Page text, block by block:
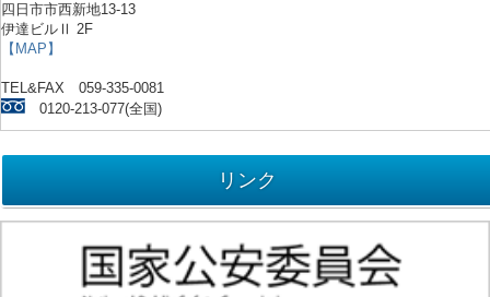
四日市市西新地13-13
伊達ビルⅡ 2F
【MAP】
TEL&FAX 059-335-0081
0120-213-077(全国)
リンク